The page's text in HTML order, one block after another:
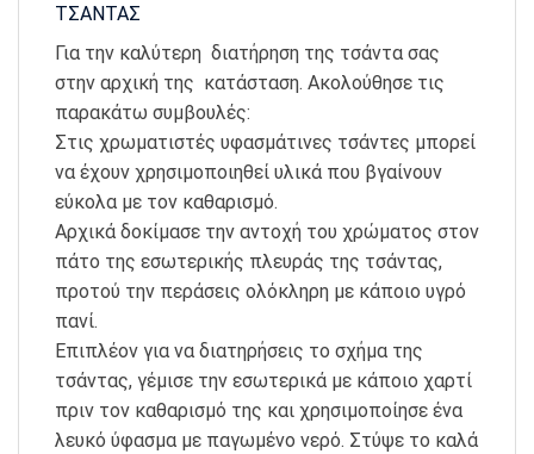
ΤΣΑΝΤΑΣ
Για την καλύτερη διατήρηση της τσάντα σας
στην αρχική της κατάσταση. Ακολούθησε τις
παρακάτω συμβουλές:
Στις χρωματιστές υφασμάτινες τσάντες μπορεί
να έχουν χρησιμοποιηθεί υλικά που βγαίνουν
εύκολα με τον καθαρισμό.
Αρχικά δοκίμασε την αντοχή του χρώματος στον
πάτο της εσωτερικής πλευράς της τσάντας,
προτού την περάσεις ολόκληρη με κάποιο υγρό
πανί.
Επιπλέον για να διατηρήσεις το σχήμα της
τσάντας, γέμισε την εσωτερικά με κάποιο χαρτί
πριν τον καθαρισμό της και χρησιμοποίησε ένα
λευκό ύφασμα με παγωμένο νερό. Στύψε το καλά